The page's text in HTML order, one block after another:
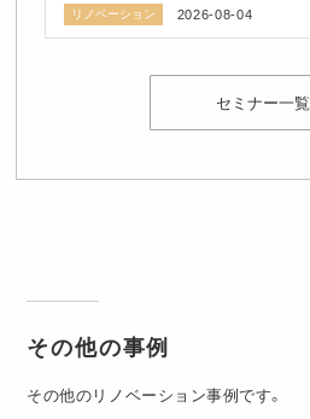
リノベーション 2026-08-04
セミナー一覧
その他の事例
その他のリノベーション事例です。